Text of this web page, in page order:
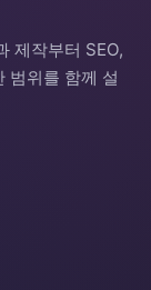
제작부터 SEO,
범위를 함께 설